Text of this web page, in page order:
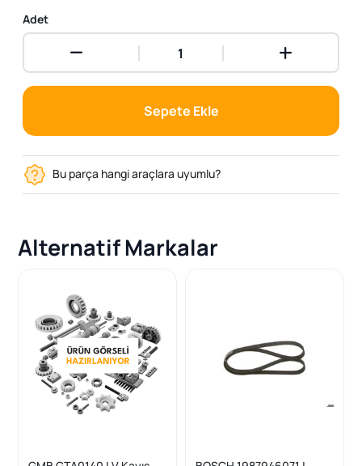
Adet
Sepete Ekle
Bu parça hangi araçlara uyumlu?
Alternatif Markalar